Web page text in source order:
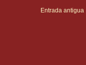
Entrada antigua